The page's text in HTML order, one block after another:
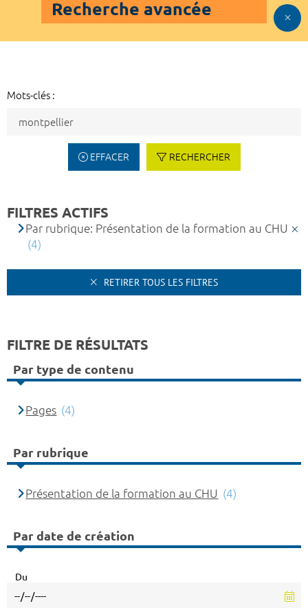
Recherche avancée
Mots-clés :
EFFACER RECHERCHER
FILTRES ACTIFS
Par rubrique: Présentation de la formation au CHU
(4)
RETIRER TOUS LES FILTRES
FILTRE DE RÉSULTATS
Par type de contenu
Pages (4)
Par rubrique
Présentation de la formation au CHU (4)
Par date de création
Du